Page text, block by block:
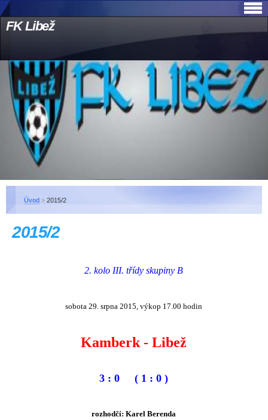
FK Libež
Úvod » 2015/2
2015/2
2. kolo III. třídy skupiny B
sobota 29. srpna 2015, výkop 17.00 hodin
Kamberk - Libež
3 : 0 ( 1 : 0 )
rozhodčí: Karel Berenda